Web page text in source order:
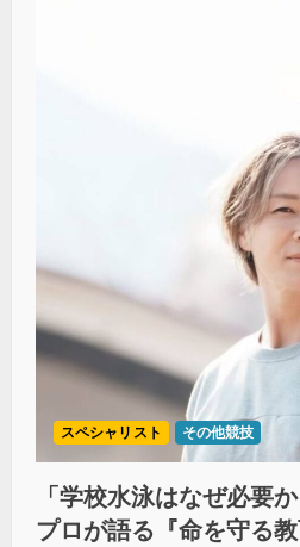
スペシャリスト その他競技
「学校水泳はなぜ必要
プロが語る『命を守る教